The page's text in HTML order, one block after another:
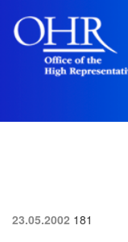
23.05.2002 181